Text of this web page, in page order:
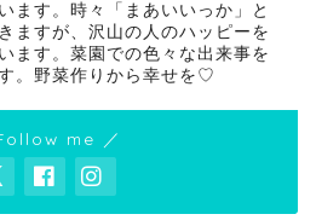
ます。時々「まあいいっか」と
ますが、沢山の人のハッピーを
ます。菜園での色々な出来事を
。野菜作りから幸せを♡
me ／